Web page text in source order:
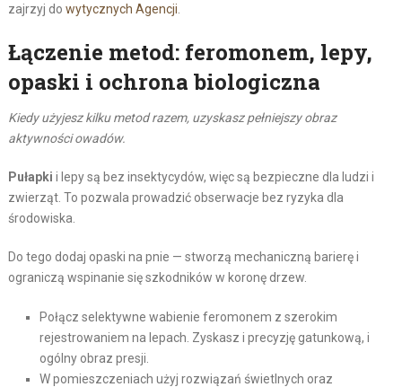
zajrzyj do wytycznych Agencji
Łączenie metod: feromonem, lepy,
opaski i ochrona biologiczna
Kiedy użyjesz kilku metod razem, uzyskasz pełniejszy obraz
aktywności owadów.
Pułapki i lepy są bez insektycydów, więc są bezpieczne dla ludzi i
zwierząt. To pozwala prowadzić obserwacje bez ryzyka dla
środowiska.
Do tego dodaj opaski na pnie — stworzą mechaniczną barierę i
ograniczą wspinanie się szkodników w koronę drzew.
Połącz selektywne wabienie feromonem z szerokim
rejestrowaniem na lepach. Zyskasz i precyzję gatunkową, i
ogólny obraz presji.
W pomieszczeniach użyj rozwiązań świetlnych oraz